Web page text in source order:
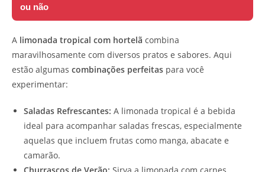
ou não
A limonada tropical com hortelã combina
maravilhosamente com diversos pratos e sabores. Aqui
estão algumas combinações perfeitas para você
experimentar:
Saladas Refrescantes: A limonada tropical é a bebida
ideal para acompanhar saladas frescas, especialmente
aquelas que incluem frutas como manga, abacate e
camarão.